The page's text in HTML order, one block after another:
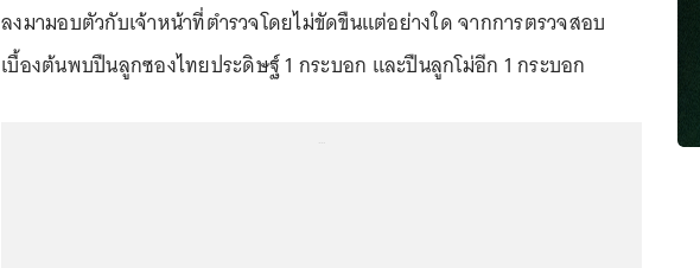
ลงมามอบตัวกับเจ้าหน้าที่ตำรวจโดยไม่ขัดขืนแต่อย่างใด จากการตรวจสอบ
เบื้องต้นพบปืนลูกซองไทยประดิษฐ์ 1 กระบอก และปืนลูกโม่อีก 1 กระบอก